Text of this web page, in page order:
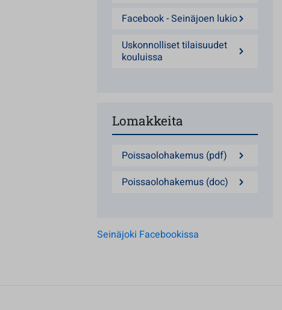
Facebook - Seinäjoen lukio
Uskonnolliset tilaisuudet
kouluissa
Lomakkeita
Poissaolohakemus (pdf)
Poissaolohakemus (doc)
Seinäjoki Facebookissa